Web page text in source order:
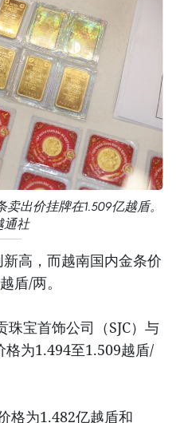
出价挂牌在1.509亿越盾。
通社
高，而越南国内金条价
盾/两。
宝首饰公司（SJC）与
格为1.494至1.509越盾/
格为1.482亿越盾和